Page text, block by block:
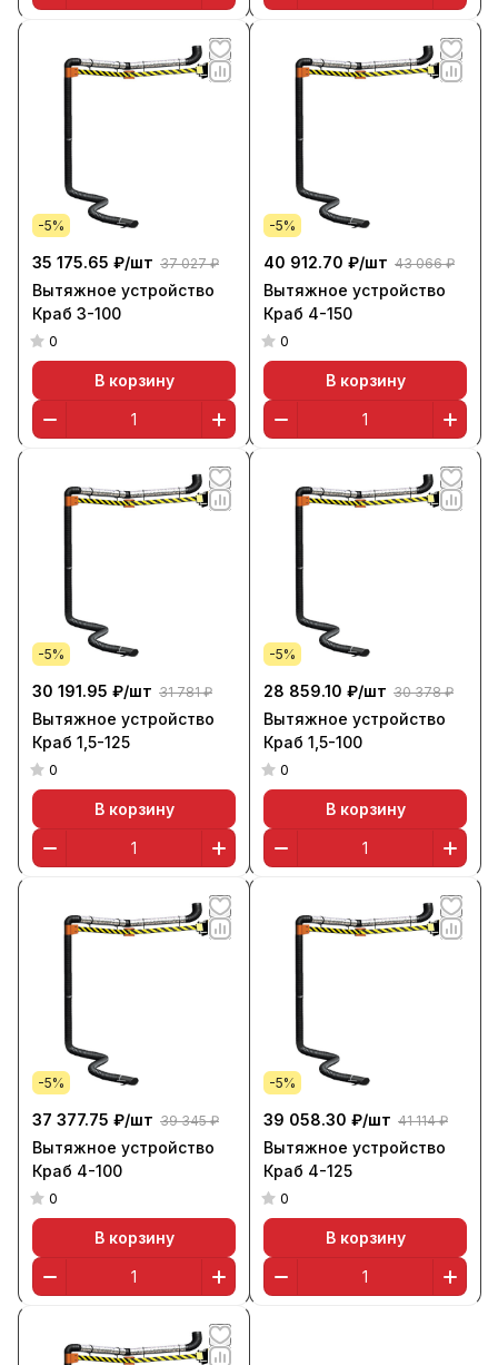
-5%
35 175.65 ₽/шт 37 027 ₽
Вытяжное устройство
Краб 3-100
0
В корзину
-5%
40 912.70 ₽/шт 43 066 ₽
Вытяжное устройство
Краб 4-150
0
В корзину
-5%
30 191.95 ₽/шт 31 781 ₽
Вытяжное устройство
Краб 1,5-125
0
В корзину
-5%
28 859.10 ₽/шт 30 378 ₽
Вытяжное устройство
Краб 1,5-100
0
В корзину
-5%
37 377.75 ₽/шт 39 345 ₽
Вытяжное устройство
Краб 4-100
0
В корзину
-5%
39 058.30 ₽/шт 41 114 ₽
Вытяжное устройство
Краб 4-125
0
В корзину